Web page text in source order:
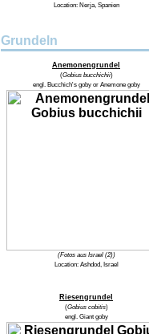
Location: Nerja, Spanien
Grundeln
Anemonengrundel
(Gobius bucchichii)
engl. Bucchich's goby or Anemone goby
(Fotos aus Israel (2))
Location: Ashdod, Israel
Riesengrundel
(Gobius cobitis)
engl. Giant goby